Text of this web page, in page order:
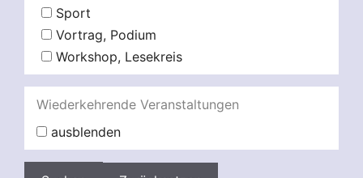
Sport
Vortrag, Podium
Workshop, Lesekreis
Wiederkehrende Veranstaltungen
ausblenden